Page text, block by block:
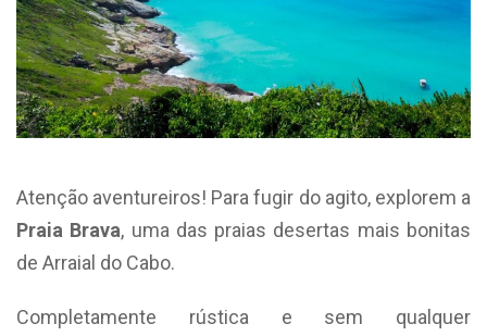
Atenção aventureiros! Para fugir do agito, explorem a
Praia Brava, uma das praias desertas mais bonitas
de Arraial do Cabo.
Completamente rústica e sem qualquer